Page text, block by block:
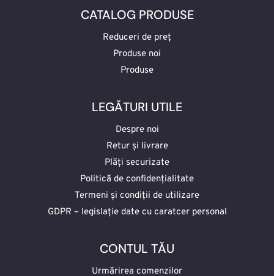
CATALOG PRODUSE
Reduceri de preț
Produse noi
Produse
LEGĂTURI UTILE
Despre noi
Retur și livrare
Plăți securizate
Politică de confidențialitate
Termeni și condiții de utilizare
GDPR – legislație date cu caratcer personal
CONTUL TĂU
Urmărirea comenzilor